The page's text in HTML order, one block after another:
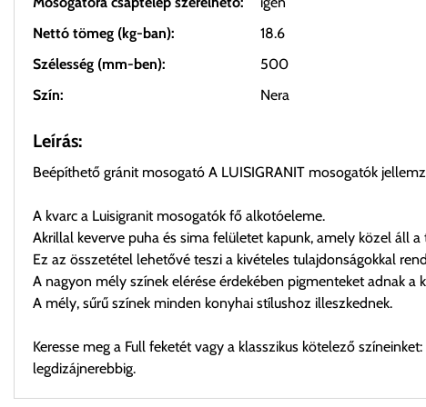
Nettó tömeg (kg-ban):
18.6
Szélesség (mm-ben):
500
Szín:
Nera
Leírás:
Beépíthető gránit mosogató A LUISIGRANIT mosogatók
A kvarc a Luisigranit mosogatók fő alkotóeleme.
Akrillal keverve puha és sima felületet kapunk, amely közel áll
Ez az összetétel lehetővé teszi a kivételes tulajdonságokkal
A nagyon mély színek elérése érdekében pigmenteket adnak a
A mély, sűrű színek minden konyhai stílushoz illeszkednek.
Keresse meg a Full feketét vagy a klasszikus kötelező
legdizájnerebbig.